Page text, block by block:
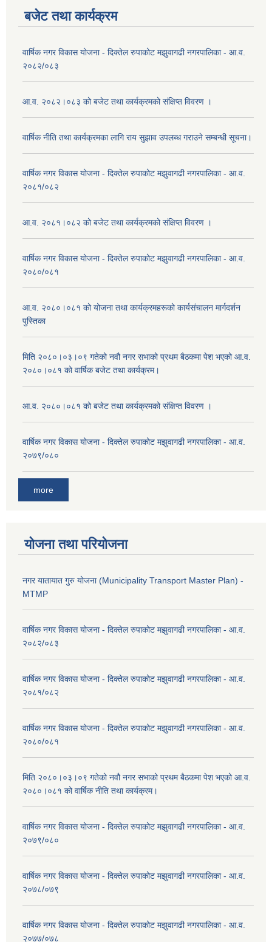
बजेट तथा कार्यक्रम
वार्षिक नगर विकास योजना - दिक्तेल रुपाकोट मझुवागढी नगरपालिका - आ.व.
२०८२/०८३
आ.व. २०८२।०८३ को बजेट तथा कार्यक्रमको संक्षिप्त विवरण ।
वार्षिक नीति तथा कार्यक्रमका लागि राय सुझाव उपलब्ध गराउने सम्बन्धी सूचना।
वार्षिक नगर विकास योजना - दिक्तेल रुपाकोट मझुवागढी नगरपालिका - आ.व.
२०८१/०८२
आ.व. २०८१।०८२ को बजेट तथा कार्यक्रमको संक्षिप्त विवरण ।
वार्षिक नगर विकास योजना - दिक्तेल रुपाकोट मझुवागढी नगरपालिका - आ.व.
२०८०/०८१
आ.व. २०८०।०८१ को योजना तथा कार्यक्रमहरूको कार्यसंचालन मार्गदर्शन
पुस्तिका
मिति २०८०।०३।०९ गतेको नवौ नगर सभाको प्रथम बैठकमा पेश भएको आ.व.
२०८०।०८१ को वार्षिक बजेट तथा कार्यक्रम।
आ.व. २०८०।०८१ को बजेट तथा कार्यक्रमको संक्षिप्त विवरण ।
वार्षिक नगर विकास योजना - दिक्तेल रुपाकोट मझुवागढी नगरपालिका - आ.व.
२०७९/०८०
more
योजना तथा परियोजना
नगर यातायात गुरु योजना (Municipality Transport Master Plan) -
MTMP
वार्षिक नगर विकास योजना - दिक्तेल रुपाकोट मझुवागढी नगरपालिका - आ.व.
२०८२/०८३
वार्षिक नगर विकास योजना - दिक्तेल रुपाकोट मझुवागढी नगरपालिका - आ.व.
२०८१/०८२
वार्षिक नगर विकास योजना - दिक्तेल रुपाकोट मझुवागढी नगरपालिका - आ.व.
२०८०/०८१
मिति २०८०।०३।०९ गतेको नवौ नगर सभाको प्रथम बैठकमा पेश भएको आ.व.
२०८०।०८१ को वार्षिक नीति तथा कार्यक्रम।
वार्षिक नगर विकास योजना - दिक्तेल रुपाकोट मझुवागढी नगरपालिका - आ.व.
२०७९/०८०
वार्षिक नगर विकास योजना - दिक्तेल रुपाकोट मझुवागढी नगरपालिका - आ.व.
२०७८/०७९
वार्षिक नगर विकास योजना - दिक्तेल रुपाकोट मझुवागढी नगरपालिका - आ.व.
२०७७/०७८